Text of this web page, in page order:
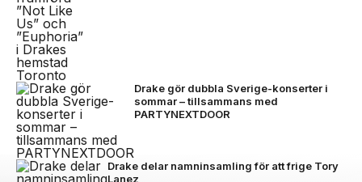
Drake gör dubbla Sverige-konserter i
sommar – tillsammans med
PARTYNEXTDOOR
Drake delar namninsamling för att frige Tory
Lanez